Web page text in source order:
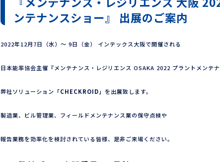
ンテナンスショー』 出展のご案内
2022年12月7日（水）～ 9日（金） インテックス大阪で開催される
日本能率協会主催『メンテナンス・レジリエンス OSAKA 2022 プラントメンテナ
弊社ソリューション 「CHECKROID」を出展致します。
製造業、ビル管理業、フィールドメンテナンス業の保守点検や
報告業務を効率化を検討されている皆様、是非ご来場ください。